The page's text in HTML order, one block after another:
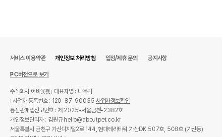
서비스 이용약관 개인정보 처리방침 입점/제휴 문의 공지사항
PC버전으로 보기
주식회사 어바웃펫
대표자명 : 나옥귀
사업자 등록번호 : 120-87-90035사업자정보확인
통신판매업신고번호 : 제 2025-서울금천-2382호
개인정보관리자 : 김원규 hello@aboutpet.co.kr
서울특별시 금천구 가산디지털2로 144, 현대테라타워 가산DK 507호, 508호 (가산동)